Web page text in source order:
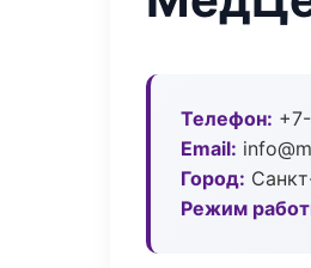
Телефон:
Email:
Город:
Режим